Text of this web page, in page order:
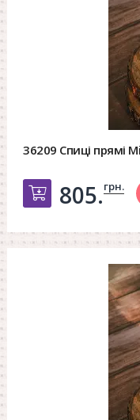
36209 Спиці прямі
Добавить в
805.грн.